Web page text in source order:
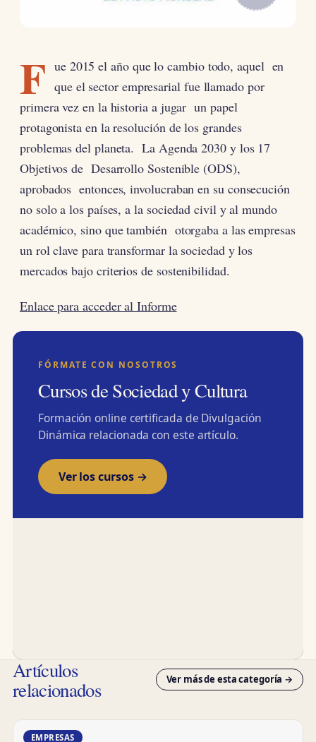
F ue 2015 el año que lo cambio todo, aquel en
que el sector empresarial fue llamado por
primera vez en la historia a jugar un papel
protagonista en la resolución de los grandes
problemas del planeta. La Agenda 2030 y los 17
Objetivos de Desarrollo Sostenible (ODS),
aprobados entonces, involucraban en su consecución
no solo a los países, a la sociedad civil y al mundo
académico, sino que también otorgaba a las empresas
un rol clave para transformar la sociedad y los
mercados bajo criterios de sostenibilidad.
Enlace para acceder al Informe
FÓRMATE CON NOSOTROS
Cursos de Sociedad y Cultura
Formación online certificada de Divulgación
Dinámica relacionada con este artículo.
Ver los cursos →
Artículos
relacionados Ver más de esta categoría →
EMPRESAS